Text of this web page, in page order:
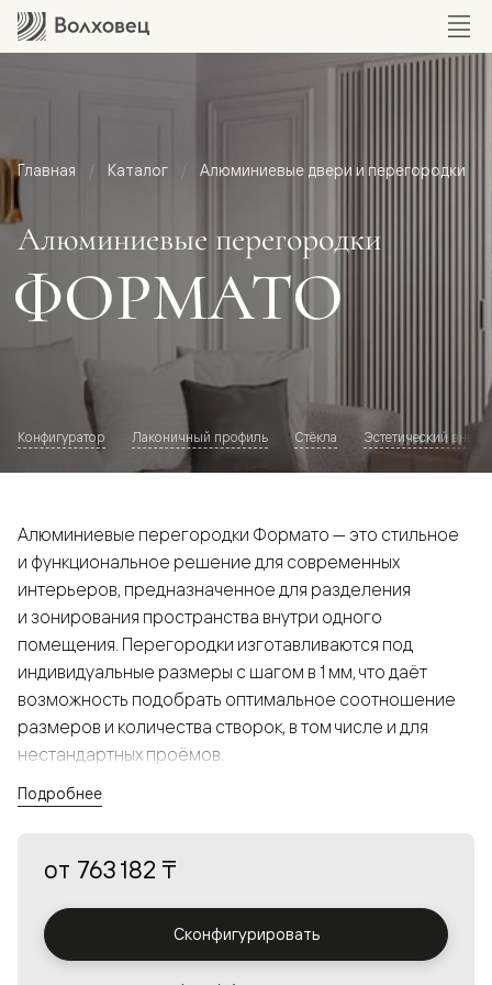
Главная Каталог Алюминиевые двери и перегородки
Алюминиевые перегородки
ФОРМАТО
Конфигуратор Лаконичный профиль Стёкла Эстетический
Алюминиевые перегородки Формато — это стильное
и функциональное решение для современных
интерьеров, предназначенное для разделения
и зонирования пространства внутри одного
помещения. Перегородки изготавливаются под
индивидуальные размеры с шагом в 1 мм, что даёт
возможность подобрать оптимальное соотношение
размеров и количества створок, в том числе и для
нестандартных проёмов.
а большой выбор вставок из стекла с различными
решения в интерьере и варьировать освещённость.
Подробнее
от 763 182 ₸
Сконфигурировать